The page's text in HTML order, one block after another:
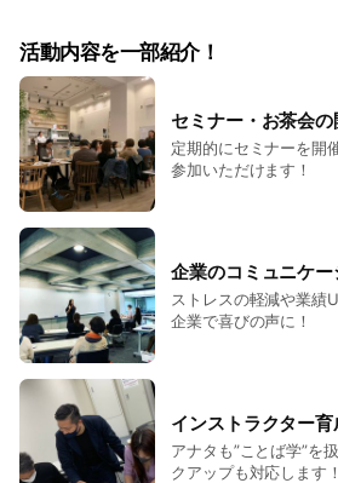
活動内容を一部紹介！
セミナー・お茶会の
定期的にセミナーを開
参加いただけます！
企業のコミュニケ
ストレスの軽減や業績
企業で喜びの声に！
インストラクター育
アナタも”ことば学”を
クアップも対応します！